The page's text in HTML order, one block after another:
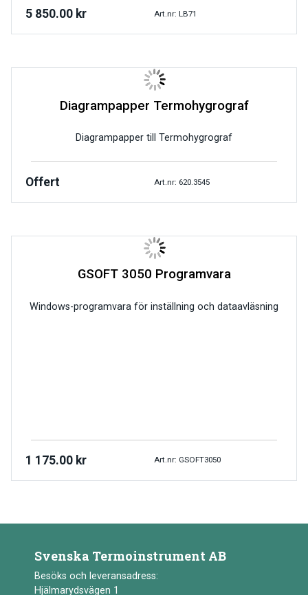
5 850.00 kr Art.nr: LB71
Diagrampapper Termohygrograf
Diagrampapper till Termohygrograf
Offert Art.nr: 620.3545
GSOFT 3050 Programvara
Windows-programvara för inställning och dataavläsning
1 175.00 kr Art.nr: GSOFT3050
Svenska Termoinstrument AB
Besöks och leveransadress:
Hjälmarydsvägen 1